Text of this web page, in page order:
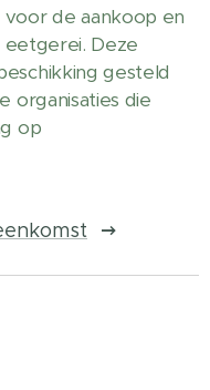
de aankoop en
eetgerei. Deze
gesteld
organisaties die
op